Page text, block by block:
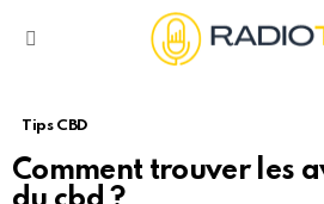
Tips CBD
Comment trouver les